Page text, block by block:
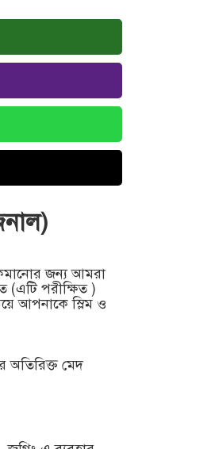
জন্য আমরা
পরীক্ষিত )
আপনাকে স্লিম ও
অতিরিক্ত মেদ